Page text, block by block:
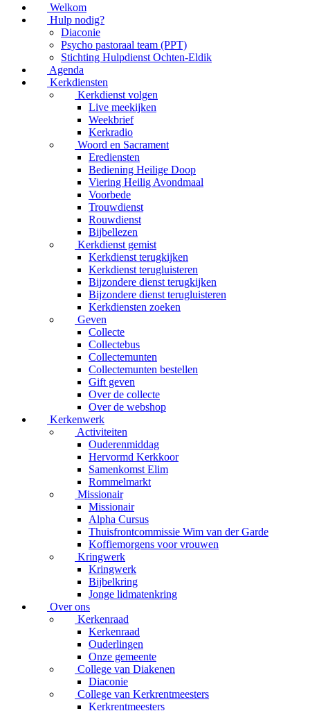
Welkom
Hulp nodig?
Diaconie
Psycho pastoraal team (PPT)
Stichting Hulpdienst Ochten-Eldik
Agenda
Kerkdiensten
Kerkdienst volgen
Live meekijken
Weekbrief
Kerkradio
Woord en Sacrament
Erediensten
Bediening Heilige Doop
Viering Heilig Avondmaal
Voorbede
Trouwdienst
Rouwdienst
Bijbellezen
Kerkdienst gemist
Kerkdienst terugkijken
Kerkdienst terugluisteren
Bijzondere dienst terugkijken
Bijzondere dienst terugluisteren
Kerkdiensten zoeken
Geven
Collecte
Collectebus
Collectemunten
Collectemunten bestellen
Gift geven
Over de collecte
Over de webshop
Kerkenwerk
Activiteiten
Ouderenmiddag
Hervormd Kerkkoor
Samenkomst Elim
Rommelmarkt
Missionair
Missionair
Alpha Cursus
Thuisfrontcommissie Wim van der Garde
Koffiemorgens voor vrouwen
Kringwerk
Kringwerk
Bijbelkring
Jonge lidmatenkring
Over ons
Kerkenraad
Kerkenraad
Ouderlingen
Onze gemeente
College van Diakenen
Diaconie
College van Kerkrentmeesters
Kerkrentmeesters